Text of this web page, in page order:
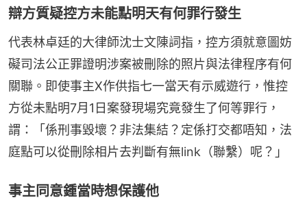
辯方質疑控方未能點明天有何罪行發生
代表林卓廷的大律師沈士文陳詞指，控方須就意圖妨
礙司法公正罪證明涉案被刪除的照片與法律程序有何
關聯。即使事主X作供指七一當天有示威遊行，惟控
方從未點明7月1日案發現場究竟發生了何等罪行，
謂：「係刑事毀壞？非法集結？定係打交都唔知，法
庭點可以從刪除相片去判斷有無link（聯繫）呢？」
事主同意鍾當時想保護他